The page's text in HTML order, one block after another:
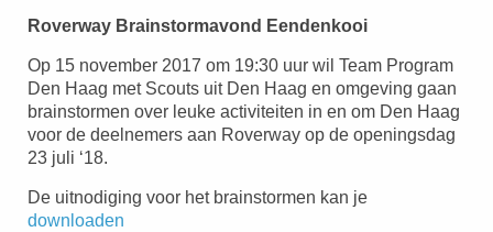
Roverway Brainstormavond Eendenkooi
Op 15 november 2017 om 19:30 uur wil Team Program
Den Haag met Scouts uit Den Haag en omgeving gaan
brainstormen over leuke activiteiten in en om Den Haag
voor de deelnemers aan Roverway op de openingsdag
23 juli ‘18.
De uitnodiging voor het brainstormen kan je
downloaden